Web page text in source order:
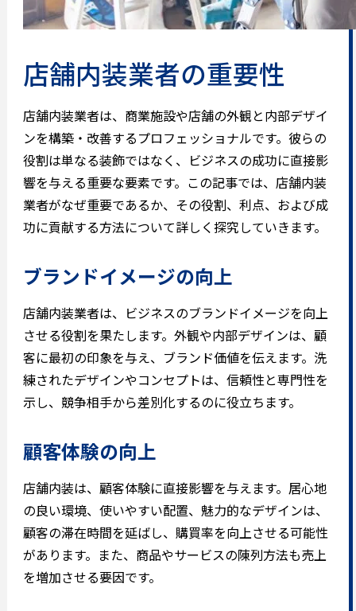
店舗内装業者の重要性
店舗内装業者は、商業施設や店舗の外観と内部デザイ
ンを構築・改善するプロフェッショナルです。彼らの
役割は単なる装飾ではなく、ビジネスの成功に直接影
響を与える重要な要素です。この記事では、店舗内装
業者がなぜ重要であるか、その役割、利点、および成
功に貢献する方法について詳しく探究していきます。
ブランドイメージの向上
店舗内装業者は、ビジネスのブランドイメージを向上
させる役割を果たします。外観や内部デザインは、顧
客に最初の印象を与え、ブランド価値を伝えます。洗
練されたデザインやコンセプトは、信頼性と専門性を
示し、競争相手から差別化するのに役立ちます。
顧客体験の向上
店舗内装は、顧客体験に直接影響を与えます。居心地
の良い環境、使いやすい配置、魅力的なデザインは、
顧客の滞在時間を延ばし、購買率を向上させる可能性
があります。また、商品やサービスの陳列方法も売上
を増加させる要因です。